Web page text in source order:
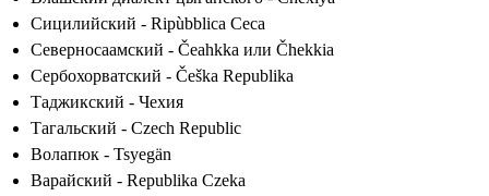
Сицилийский - Ripùbblica Ceca
Северносаамский - Čeahkka или Čhekkia
Сербохорватский - Češka Republika
Таджикский - Чехия
Тагальский - Czech Republic
Волапюк - Tsyegän
Варайский - Republika Czeka